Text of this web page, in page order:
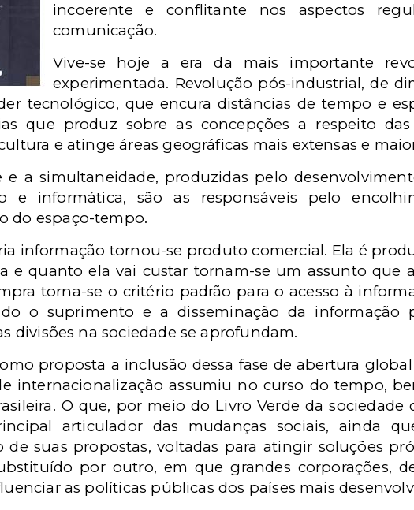
incoerente e conflitante nos aspectos
comunicação.
Vive-se hoje a era da mais importante
experimentada. Revolução pós-industrial, de
tecnológico, que encura distâncias de tempo e
que produz sobre as concepções a respeito
e atinge áreas geográficas mais extensas e
e a simultaneidade, produzidas pelo
e informática, são as responsáveis pelo
do espaço-tempo.
informação tornou-se produto comercial. Ela é
e quanto ela vai custar tornam-se um assunto que
torna-se o critério padrão para o acesso à
o suprimento e a disseminação da informação
divisões na sociedade se aprofundam.
proposta a inclusão dessa fase de abertura
internacionalização assumiu no curso do tempo,
O que, por meio do Livro Verde da
articulador das mudanças sociais, ainda
de suas propostas, voltadas para atingir soluções
por outro, em que grandes corporações,
as políticas públicas dos países mais